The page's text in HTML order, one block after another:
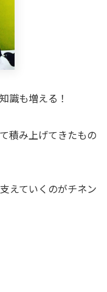
識も増える！
積み上げてきたもの
えていくのがチネン